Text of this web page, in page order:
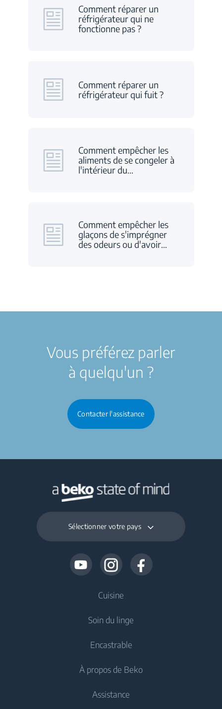
Comment réparer un
réfrigérateur qui ne
fonctionne pas ?
Comment réparer un
réfrigérateur qui fuit ?
Comment empêcher les
aliments de se congeler à
l'intérieur du…
Comment empêcher les
glaçons de s'imprégner
des odeurs ou d'avoir…
Vous préférez parler
à quelqu'un ?
Contacter l'assistance
Sélectionner votre pays
Cuisine
Réfrigérateur
Congélateur
Soin du linge
Lave-linge pose libre
Lavante-séchante
Encastrable
Réfrigérateur encastrable
À propos de Beko
Assistance